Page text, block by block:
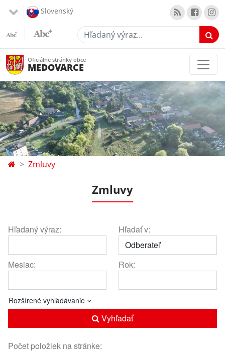
Slovenský
Hľadaný výraz...
Oficiálne stránky obce
MEDOVARCE
Zmluvy
Zmluvy
Hľadaný výraz: Hľadať v:
Mesiac: Rok:
Rozšírené vyhľadávanie
Vyhľadať
Počet položiek na stránke: